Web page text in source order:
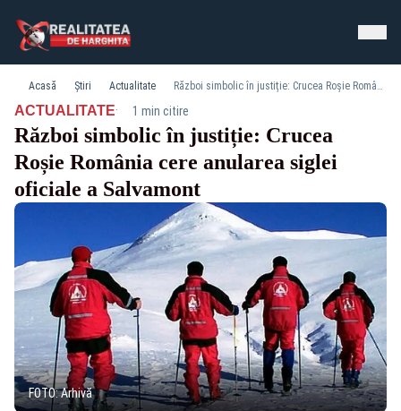
Acasă Știri Actualitate Război simbolic în justiție: Crucea Roșie România cere anularea siglei oficiale a Salvamont
ACTUALITATE· 1 min citire
Război simbolic în justiție: Crucea
Roșie România cere anularea siglei
oficiale a Salvamont
FOTO: Arhivă